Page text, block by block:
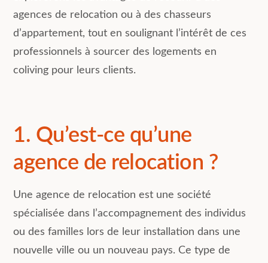
agences de relocation ou à des chasseurs
d’appartement, tout en soulignant l’intérêt de ces
professionnels à sourcer des logements en
coliving pour leurs clients.
1. Qu’est-ce qu’une
agence de relocation ?
Une agence de relocation est une société
spécialisée dans l’accompagnement des individus
ou des familles lors de leur installation dans une
nouvelle ville ou un nouveau pays. Ce type de